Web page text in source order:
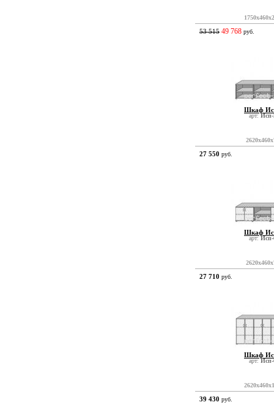
арт:Исп-
53 515 49 768 руб.
Шкаф
арт:Исп-
27 550 руб.
Шкаф
арт:Исп-
27 710 руб.
Шкаф
39 430 руб.